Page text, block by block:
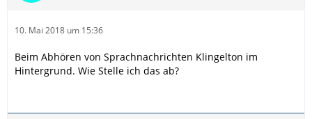
10. Mai 2018 um 15:36
Beim Abhören von Sprachnachrichten Klingelton im
Hintergrund. Wie Stelle ich das ab?